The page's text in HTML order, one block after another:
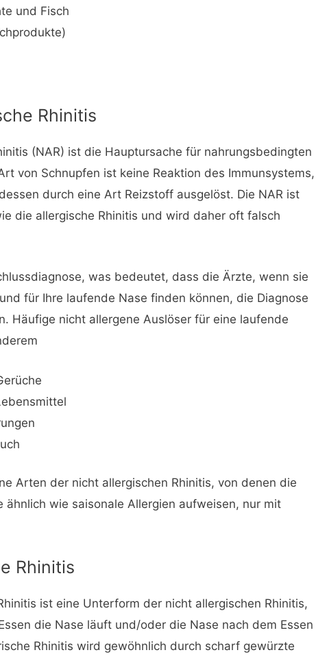
und Fisch
Rhinitis
(NAR) ist die Hauptursache für nahrungsbedingten
von Schnupfen ist keine Reaktion des Immunsystems,
durch eine Art Reizstoff ausgelöst. Die NAR ist
die allergische Rhinitis und wird daher oft falsch
was bedeutet, dass die Ärzte, wenn sie
für Ihre laufende Nase finden können, die Diagnose
Häufige nicht allergene Auslöser für eine laufende
Arten der nicht allergischen Rhinitis, von denen die
ähnlich wie saisonale Allergien aufweisen, nur mit
Rhinitis
ist eine Unterform der nicht allergischen Rhinitis,
die Nase läuft und/oder die Nase nach dem Essen
Rhinitis wird gewöhnlich durch scharf gewürzte